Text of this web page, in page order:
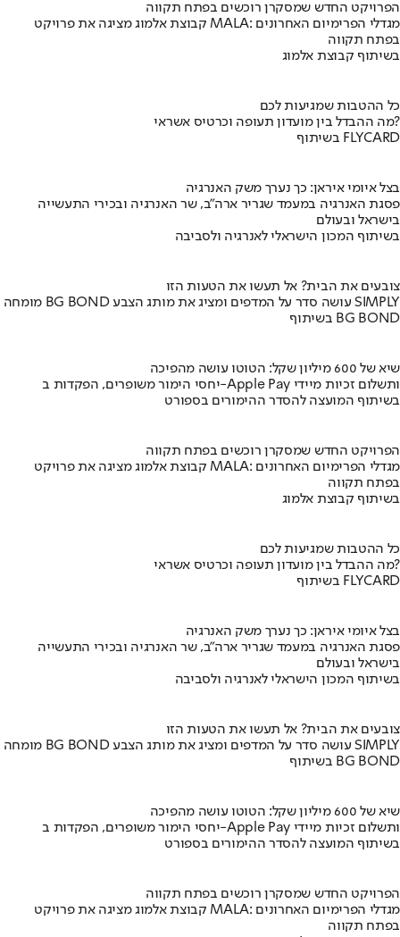
הפרויקט החדש שמסקרן רוכשים בפתח תקווה
קבוצת אלמוג מציגה את פרויקט MALA: מגדלי הפרימיום האחרונים
בפתח תקווה
בשיתוף קבוצת אלמוג
כל ההטבות שמגיעות לכם
מה ההבדל בין מועדון תעופה וכרטיס אשראי?
בשיתוף FLYCARD
בצל איומי איראן: כך נערך משק האנרגיה
פסגת האנרגיה במעמד שגריר ארה"ב, שר האנרגיה ובכירי התעשייה
בישראל ובעולם
בשיתוף המכון הישראלי לאנרגיה ולסביבה
צובעים את הבית? אל תעשו את הטעות הזו
מומחה BG BOND עושה סדר על המדפים ומציג את מותג הצבע SIMPLY
בשיתוף BG BOND
שיא של 600 מיליון שקל: הטוטו עושה מהפיכה
יחסי הימור משופרים, הפקדות ב-Apple Pay ותשלום זכיות מיידי
בשיתוף המועצה להסדר ההימורים בספורט
הפרויקט החדש שמסקרן רוכשים בפתח תקווה
קבוצת אלמוג מציגה את פרויקט MALA: מגדלי הפרימיום האחרונים
בפתח תקווה
בשיתוף קבוצת אלמוג
כל ההטבות שמגיעות לכם
מה ההבדל בין מועדון תעופה וכרטיס אשראי?
בשיתוף FLYCARD
בצל איומי איראן: כך נערך משק האנרגיה
פסגת האנרגיה במעמד שגריר ארה"ב, שר האנרגיה ובכירי התעשייה
בישראל ובעולם
בשיתוף המכון הישראלי לאנרגיה ולסביבה
צובעים את הבית? אל תעשו את הטעות הזו
מומחה BG BOND עושה סדר על המדפים ומציג את מותג הצבע SIMPLY
בשיתוף BG BOND
שיא של 600 מיליון שקל: הטוטו עושה מהפיכה
יחסי הימור משופרים, הפקדות ב-Apple Pay ותשלום זכיות מיידי
בשיתוף המועצה להסדר ההימורים בספורט
הפרויקט החדש שמסקרן רוכשים בפתח תקווה
קבוצת אלמוג מציגה את פרויקט MALA: מגדלי הפרימיום האחרונים
בפתח תקווה